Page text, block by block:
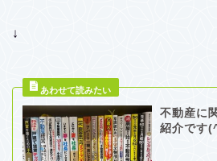
↓
不動産に
紹介です